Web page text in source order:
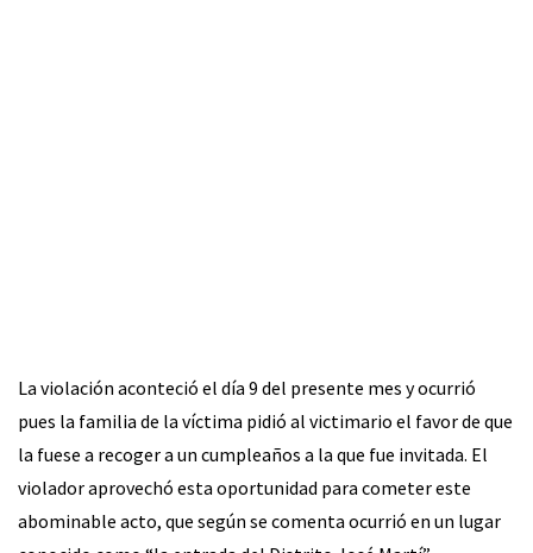
La violación aconteció el día 9 del presente mes y ocurrió
pues la familia de la víctima pidió al victimario el favor de que
la fuese a recoger a un cumpleaños a la que fue invitada. El
violador aprovechó esta oportunidad para cometer este
abominable acto, que según se comenta ocurrió en un lugar